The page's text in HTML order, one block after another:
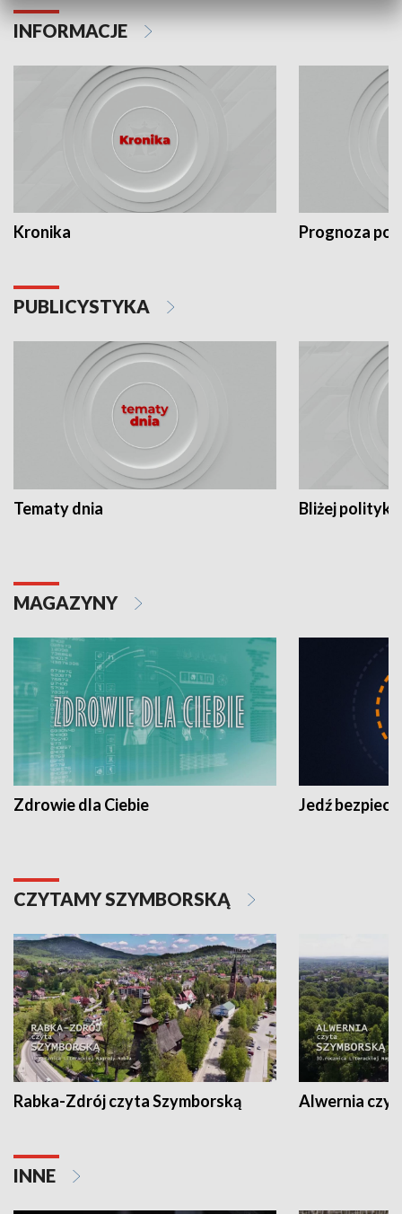
INFORMACJE
Kronika Prognoza
PUBLICYSTYKA
Tematy dnia Bliżej polityki
MAGAZYNY
Zdrowie dla Ciebie Jedź
CZYTAMY SZYMBORSKĄ
Rabka-Zdrój czyta Szymborską Alwernia
INNE